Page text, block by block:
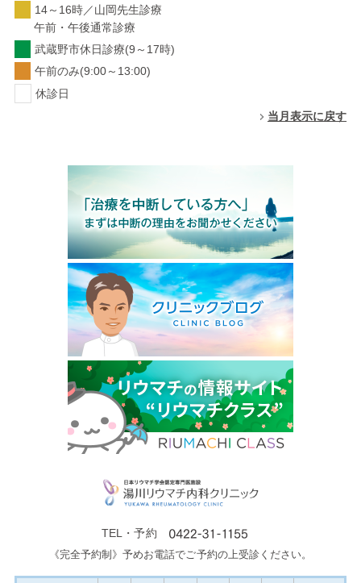
14～16時／山岡先生診療
午前・午後通常診療
武蔵野市休日診療(9～17時)
午前のみ(9:00～13:00)
休診日
当月表示に戻す
TEL・予約
《完全予約制》予めお電話でご予約の上受診ください。